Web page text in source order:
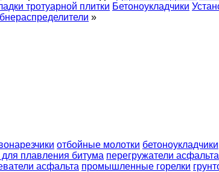
тротуарной плитки Бетоноукладчики
»
отбойные молотки бетоноукладчики
для плавления битума перегружатели асфальта
асфальта промышленные горелки